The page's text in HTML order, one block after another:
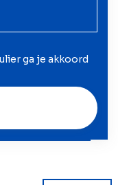
ga je akkoord